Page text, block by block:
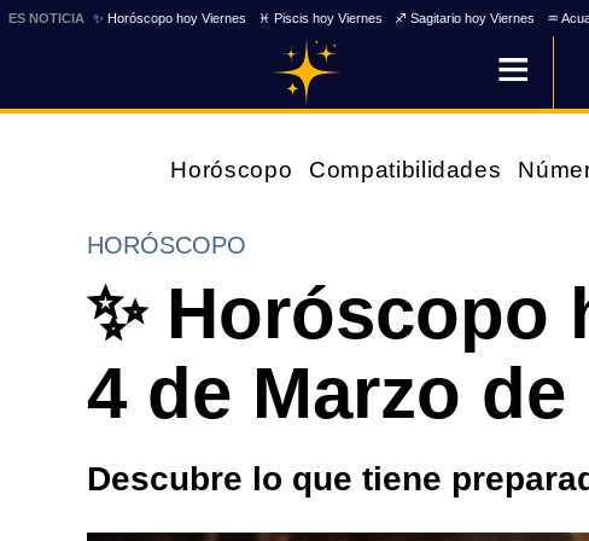
ES NOTICIA ✨ Horóscopo hoy Viernes ♓ Piscis hoy Viernes ♐ Sagitario hoy Viernes ♒
Horóscopo Compatibilidades
HORÓSCOPO
✨ Horóscopo
4 de Marzo de
Descubre lo que tiene